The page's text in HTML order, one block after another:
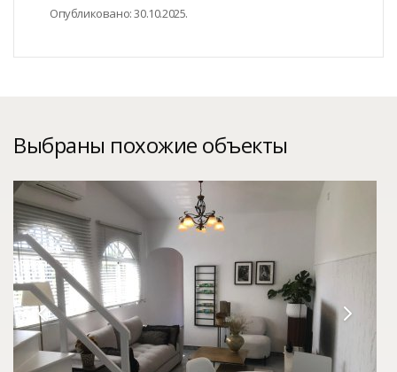
Опубликовано:30.10.2025.
Выбраны похожие объекты